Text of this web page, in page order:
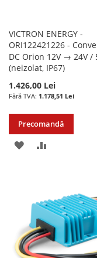
VICTRON ENERGY -
ORI122421226 -
DC Orion 12V → 24V /
(neizolat, IP67)
1.426,00 Lei
1.178,51 Lei
Precomandă
ADAUGATI
DE
DORINTE